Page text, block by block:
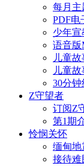
每月主
PDF电
少年宣
语音版
儿童
儿童
30分
Z守望者
订阅Z
第1期
怜悯关怀
缅甸地
接待难